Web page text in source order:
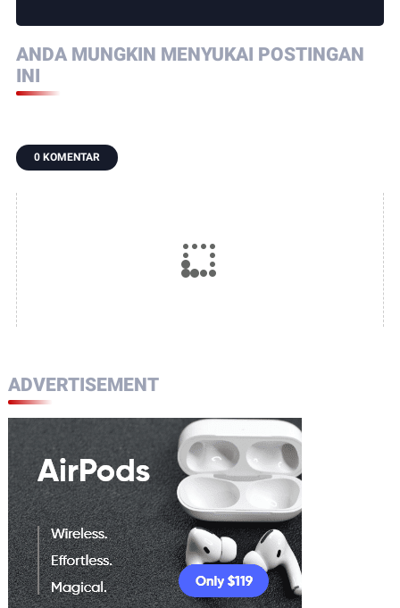
ANDA MUNGKIN MENYUKAI POSTINGAN
INI
0 KOMENTAR
ADVERTISEMENT